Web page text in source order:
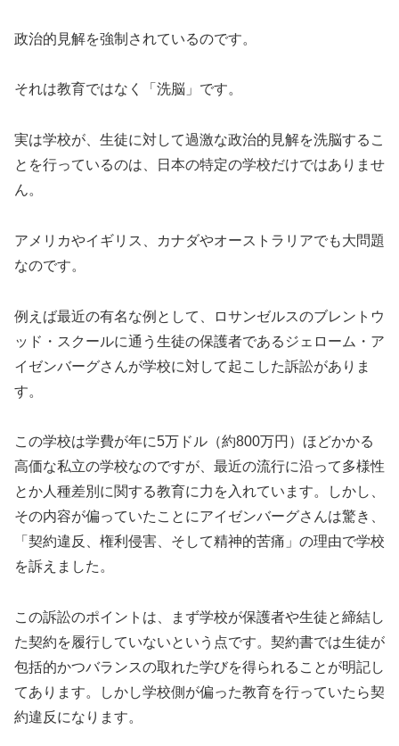
政治的見解を強制されているのです。
それは教育ではなく「洗脳」です。
実は学校が、生徒に対して過激な政治的見解を洗脳するこ
とを行っているのは、日本の特定の学校だけではありませ
ん。
アメリカやイギリス、カナダやオーストラリアでも大問題
なのです。
例えば最近の有名な例として、ロサンゼルスのブレントウ
ッド・スクールに通う生徒の保護者であるジェローム・ア
イゼンバーグさんが学校に対して起こした訴訟がありま
す。
この学校は学費が年に5万ドル（約800万円）ほどかかる
高価な私立の学校なのですが、最近の流行に沿って多様性
とか人種差別に関する教育に力を入れています。しかし、
その内容が偏っていたことにアイゼンバーグさんは驚き、
「契約違反、権利侵害、そして精神的苦痛」の理由で学校
を訴えました。
この訴訟のポイントは、まず学校が保護者や生徒と締結し
た契約を履行していないという点です。契約書では生徒が
包括的かつバランスの取れた学びを得られることが明記し
てあります。しかし学校側が偏った教育を行っていたら契
約違反になります。